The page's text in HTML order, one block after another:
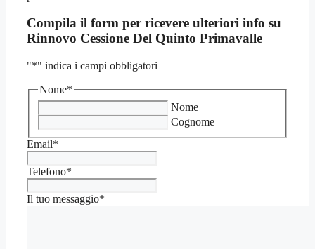
Compila il form per ricevere ulteriori info su
Rinnovo Cessione Del Quinto Primavalle
"*" indica i campi obbligatori
Nome*
Nome
Cognome
Email*
Telefono*
Il tuo messaggio*